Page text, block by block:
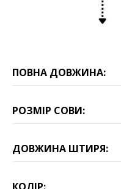
ПОВНА ДОВЖИНА:
РОЗМІР СОВИ:
ДОВЖИНА ШТИРЯ: